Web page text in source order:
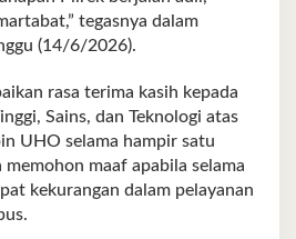
tegasnya dalam
(14/6/2026).
rasa terima kasih kepada
Sains, dan Teknologi atas
UHO selama hampir satu
maaf apabila selama
kekurangan dalam pelayanan